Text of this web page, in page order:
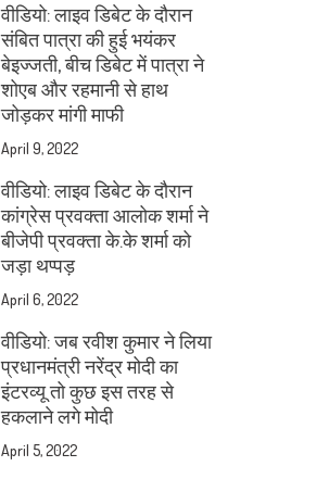
वीडियो: लाइव डिबेट के दौरान
संबित पात्रा की हुई भयंकर
बेइज्जती, बीच डिबेट में पात्रा ने
शोएब और रहमानी से हाथ
जोड़कर मांगी माफी
April 9, 2022
वीडियो: लाइव डिबेट के दौरान
कांग्रेस प्रवक्ता आलोक शर्मा ने
बीजेपी प्रवक्ता के.के शर्मा को
जड़ा थप्पड़
April 6, 2022
वीडियो: जब रवीश कुमार ने लिया
प्रधानमंत्री नरेंद्र मोदी का
इंटरव्यू तो कुछ इस तरह से
हकलाने लगे मोदी
April 5, 2022